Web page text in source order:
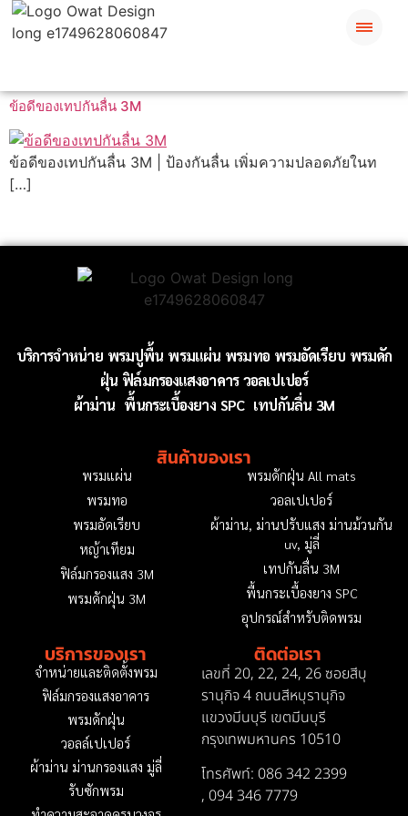
ข้อดีของเทปกันลื่น 3M
ข้อดีของเทปกันลื่น 3M | ป้องกันลื่น เพิ่มความปลอดภัยในท
[…]
บริการจำหน่าย พรมปูพื้น พรมแผ่น พรมทอ พรมอัดเรียบ พรมดัก
ฝุ่น ฟิล์มกรองแสงอาคาร วอลเปเปอร์
ผ้าม่าน พื้นกระเบื้องยาง SPC เทปกันลื่น 3M
สินค้าของเรา
พรมแผ่น
พรมทอ
พรมอัดเรียบ
หญ้าเทียม
ฟิล์มกรองแสง 3M
พรมดักฝุ่น 3M
พรมดักฝุ่น All mats
วอลเปเปอร์
ผ้าม่าน, ม่านปรับแสง ม่านม้วนกัน
uv, มู่ลี่
เทปกันลื่น 3M
พื้นกระเบื้องยาง SPC
อุปกรณ์สำหรับติดพรม
บริการของเรา
จำหน่ายและติดตั้งพรม
ฟิล์มกรองแสงอาคาร
พรมดักฝุ่น
วอลล์เปเปอร์
ผ้าม่าน ม่านกรองแสง มู่ลี่
รับซักพรม
ติดต่อเรา
เลขที่ 20, 22, 24, 26 ซอยสีบุ
รานุกิจ 4 ถนนสีหบุรานุกิจ
แขวงมีนบุรี เขตมีนบุรี
กรุงเทพมหานคร 10510
โทรศัพท์: 086 342 2399
, 094 346 7779